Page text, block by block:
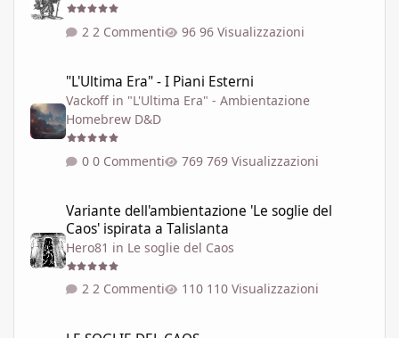
2 Commenti 96 Visualizzazioni
"L'Ultima Era" - I Piani Esterni
Vackoff in "L'Ultima Era" - Ambientazione
Homebrew D&D
0 Commenti 769 Visualizzazioni
Variante dell'ambientazione 'Le soglie del
Caos' ispirata a Talislanta
Hero81 in Le soglie del Caos
2 Commenti 110 Visualizzazioni